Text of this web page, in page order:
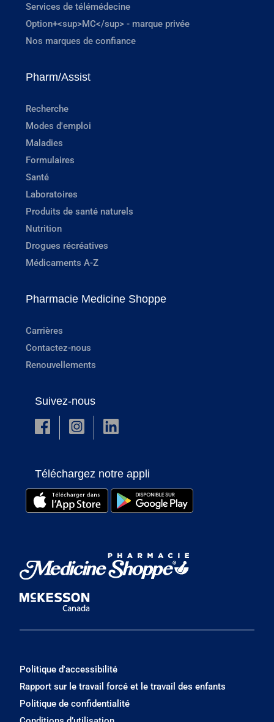
Services de télémédecine
Option+<sup>MC</sup> - marque privée
Nos marques de confiance
Pharm/Assist
Recherche
Modes d'emploi
Maladies
Formulaires
Santé
Laboratoires
Produits de santé naturels
Nutrition
Drogues récréatives
Médicaments A-Z
Pharmacie Medicine Shoppe
Carrières
Contactez-nous
Renouvellements
Suivez-nous
Téléchargez notre appli
Politique d'accessibilité
Rapport sur le travail forcé et le travail des enfants
Politique de confidentialité